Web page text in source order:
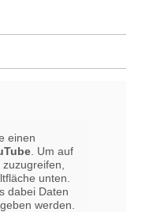
einen
. Um auf
unten.
dabei Daten
werden.